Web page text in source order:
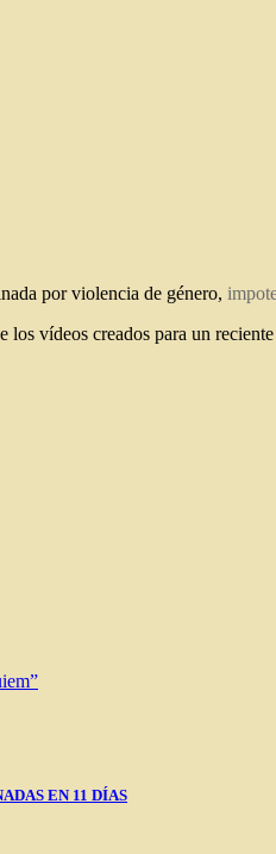
por violencia de género,
vídeos creados para un
EN 11 DÍAS